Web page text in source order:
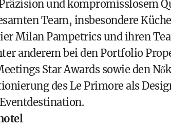
und kompromisslosem
Team, insbesondere
Milan Pampetrics und ihren
anderem bei den Portfolio
Star Awards sowie den
des Le Primore als